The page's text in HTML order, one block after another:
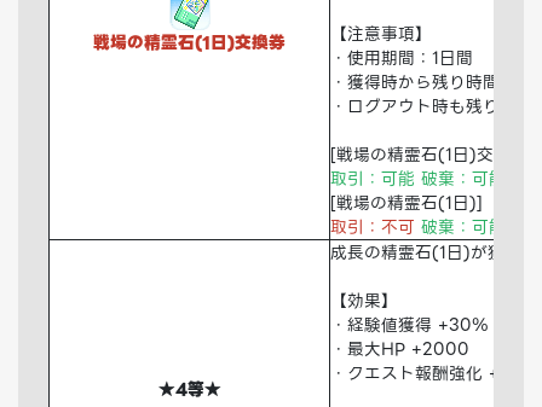
戦場の精霊石(1日)交換券
【注意事項】
・使用期間：1日間
・獲得時から残り時間を消
・ログアウト時も残り時間
[戦場の精霊石(1日)交換券]
取引：可能 破棄：可能 倉
[戦場の精霊石(1日)]
取引：不可 破棄：可能 倉
★4等★
成長の精霊石(1日)が獲得
【効果】
・経験値獲得 +30％
・最大HP +2000
・クエスト報酬強化 +50％